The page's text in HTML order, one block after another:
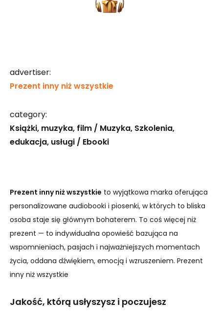
advertiser:
Prezent inny niż wszystkie
category:
Książki, muzyka, film / Muzyka Szkolenia,
edukacja, usługi / Ebooki
Prezent inny niż wszystkie to wyjątkowa marka oferująca
personalizowane audiobooki i piosenki, w których to bliska
osoba staje się głównym bohaterem. To coś więcej niż
prezent — to indywidualna opowieść bazująca na
wspomnieniach, pasjach i najważniejszych momentach
życia, oddana dźwiękiem, emocją i wzruszeniem. Prezent
inny niż wszystkie
Jakość, którą usłyszysz i poczujesz